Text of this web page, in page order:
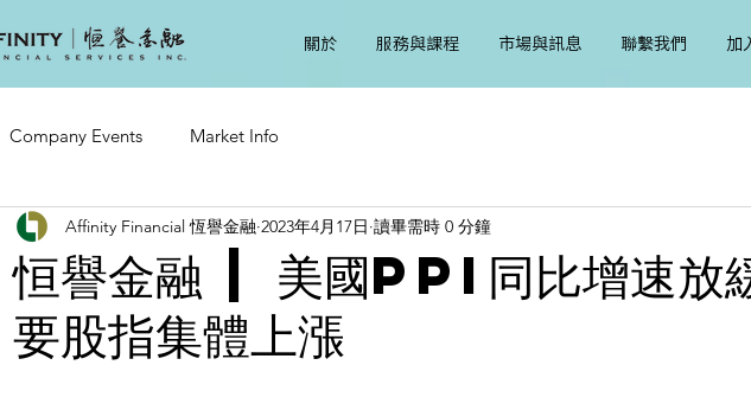
關於 服務與課程 市場與訊息 聯繫我們 加
Company Events Market Info
恒譽金融 | 美國PPI同比增速放
要股指集體上漲
Affinity Financial 恆譽金融 2023年4月17日 讀畢需時 0 分鐘